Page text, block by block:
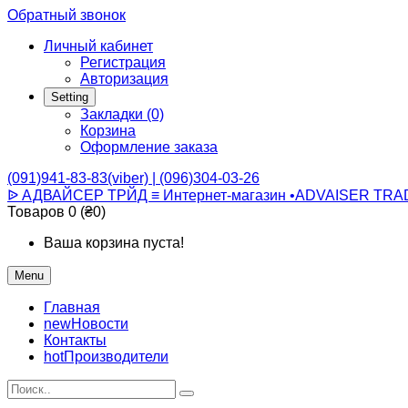
Обратный звонок
Личный кабинет
Регистрация
Авторизация
Setting
Закладки (0)
Корзина
Оформление заказа
(091)941-83-83(viber) | (096)304-03-26
ᐉ АДВАЙСЕР ТРЙД ≡ Интернет-магазин •ADVAISER
Товаров 0 (₴0)
Ваша корзина пуста!
Menu
Главная
newНовости
Контакты
hotПроизводители